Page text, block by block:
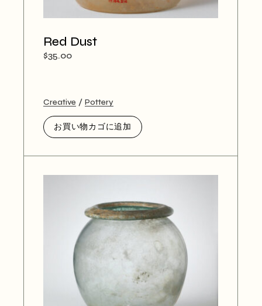
Red Dust
$35.00
Creative Pottery
お買い物カゴに追加